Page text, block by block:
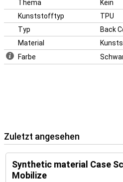
Thema
Kein
Kunststofftyp
TPU
Typ
Back
Material
Farbe
Zuletzt angesehen
Synthetic material Case
Mobilize